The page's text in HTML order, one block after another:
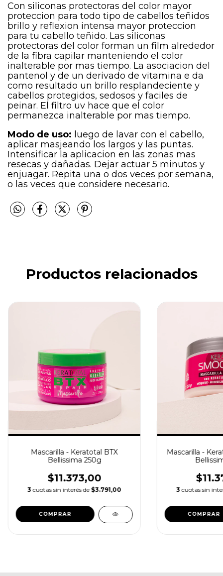
Con siliconas protectoras del color mayor
proteccion para todo tipo de cabellos teñidos
brillo y reflexion intensa mayor proteccion
para tu cabello teñido. Las siliconas
protectoras del color forman un film alrededor
de la fibra capilar manteniendo el color
inalterable por mas tiempo. La asociacion del
pantenol y de un derivado de vitamina e da
como resultado un brillo resplandeciente y
cabellos protegidos, sedosos y faciles de
peinar. El filtro uv hace que el color
permanezca inalterable por mas tiempo.
Modo de uso: luego de lavar con el cabello,
aplicar masjeando los largos y las puntas.
Intensificar la aplicacion en las zonas mas
resecas y dañadas. Dejar actuar 5 minutos y
enjuagar. Repita una o dos veces por semana,
o las veces que considere necesario.
Productos relacionados
Mascarilla - Keratotal BTX
Bellissima 250g
$11.373,00
3 cuotas sin interés de $3.791,00
Mascarilla -
3 cuotas sin